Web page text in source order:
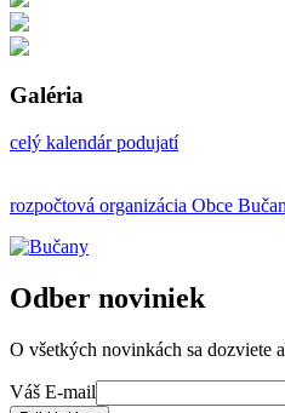
Galéria
celý kalendár podujatí
rozpočtová organizácia Obce
Odber noviniek
O všetkých novinkách sa dozviete
Váš E-mail